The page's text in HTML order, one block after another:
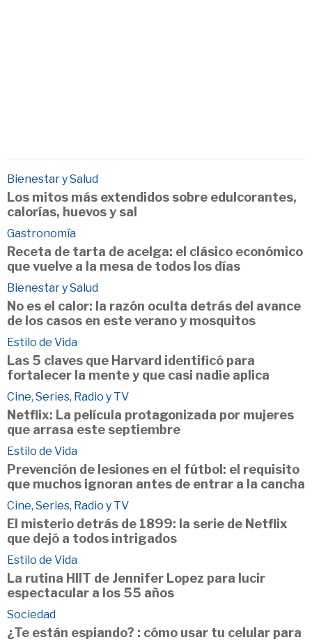
Bienestar y Salud
Los mitos más extendidos sobre edulcorantes,
calorías, huevos y sal
Gastronomía
Receta de tarta de acelga: el clásico económico
que vuelve a la mesa de todos los días
Bienestar y Salud
No es el calor: la razón oculta detrás del avance
de los casos en este verano y mosquitos
Estilo de Vida
Las 5 claves que Harvard identificó para
fortalecer la mente y que casi nadie aplica
Cine, Series, Radio y TV
Netflix: La película protagonizada por mujeres
que arrasa este septiembre
Estilo de Vida
Prevención de lesiones en el fútbol: el requisito
que muchos ignoran antes de entrar a la cancha
Cine, Series, Radio y TV
El misterio detrás de 1899: la serie de Netflix
que dejó a todos intrigados
Estilo de Vida
La rutina HIIT de Jennifer Lopez para lucir
espectacular a los 55 años
Sociedad
¿Te están espiando? : cómo usar tu celular para